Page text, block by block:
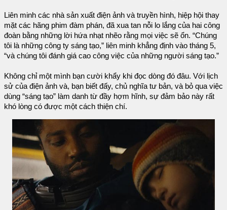
Liên minh các nhà sản xuất điện ảnh và truyền hình, hiệp hội thay
mặt các hãng phim đàm phán, đã xua tan nỗi lo lắng của hai công
đoàn bằng những lời hứa nhạt nhẽo rằng mọi việc sẽ ổn. “Chúng
tôi là những công ty sáng tạo,” liên minh khẳng định vào tháng 5,
“và chúng tôi đánh giá cao công việc của những người sáng tạo.”
Không chỉ một mình bạn cười khẩy khi đọc dòng đó đâu. Với lịch
sử của điện ảnh và, bạn biết đấy, chủ nghĩa tư bản, và bỏ qua việc
dùng “sáng tạo” làm danh từ đầy hợm hĩnh, sự đảm bảo này rất
khó lòng có được một cách thiện chí.